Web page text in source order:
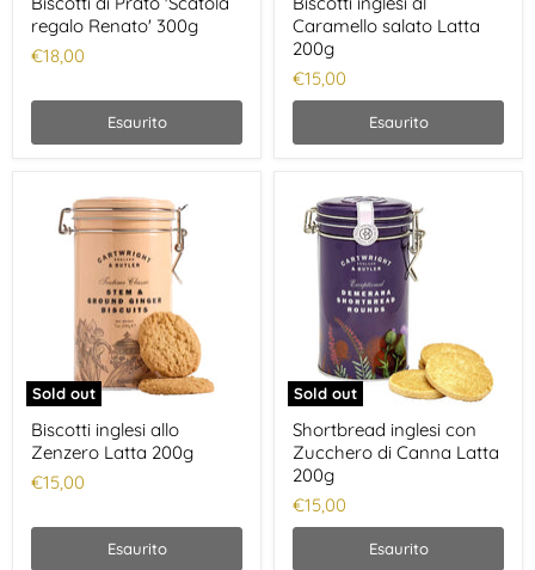
regalo Renato' 300g
€18,00
Esaurito
Caramello salato Latta
200g
€15,00
Esaurito
Sold out
Biscotti inglesi allo
Zenzero Latta 200g
€15,00
Esaurito
Sold out
Shortbread inglesi con
Zucchero di Canna Latta
200g
€15,00
Esaurito